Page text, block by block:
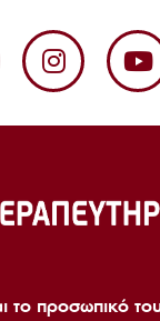
το προσωπικό